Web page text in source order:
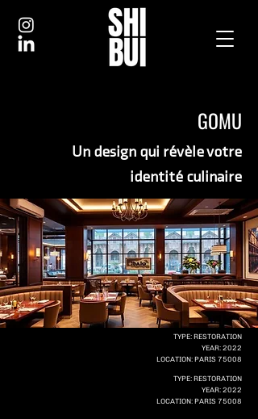
GOMU
Un design qui révèle votre
identité culinaire
TYPE: RESTORATION
YEAR: 2022
LOCATION: PARIS 75008
TYPE: RESTORATION
YEAR: 2022
LOCATION: PARIS 75008